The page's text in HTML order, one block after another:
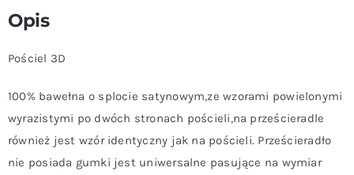
Opis
Pościel 3D
100% bawełna o splocie satynowym,ze wzorami powielonymi
wyrazistymi po dwóch stronach pościeli,na prześcieradle
również jest wzór identyczny jak na pościeli. Prześcieradło
nie posiada gumki jest uniwersalne pasujące na wymiar